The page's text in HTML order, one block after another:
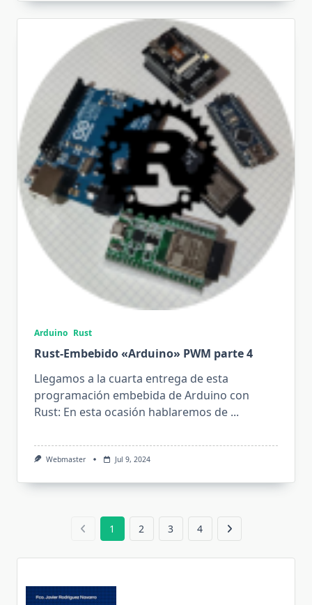
Arduino Rust
Rust-Embebido «Arduino» PWM parte 4
Llegamos a la cuarta entrega de esta
programación embebida de Arduino con
Rust: En esta ocasión hablaremos de ...
Webmaster Jul 9, 2024
1 2 3 4